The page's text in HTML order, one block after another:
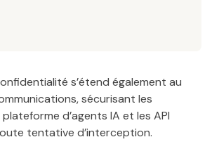
s’étend également au
sécurisant les
d’agents IA et les API
tentative d’interception.